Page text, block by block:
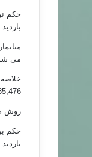
حکم
بازدید
می
185,476
روش
حکم
بازدید